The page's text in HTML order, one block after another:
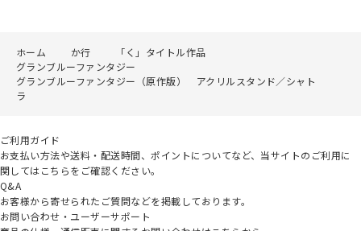
ホーム か行
「く」タイトル作品
グランブルーファンタジー
グランブルーファンタジー（原作版） アクリルスタンド／シャト
ラ
ご利用ガイド
お支払い方法や送料・配送時間、ポイントについてなど、当サイトのご利用に
関してはこちらをご確認ください。
Q&A
お客様から寄せられたご質問などを掲載しております。
お問い合わせ・ユーザーサポート